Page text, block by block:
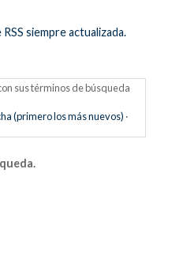
siempre actualizada.
sus términos de búsqueda
(primero los más nuevos) ·